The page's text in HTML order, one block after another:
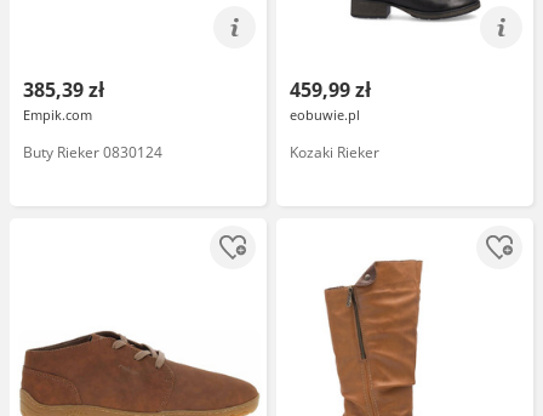
385,39 zł
Empik.com
Buty Rieker 0830124
459,99 zł
eobuwie.pl
Kozaki Rieker